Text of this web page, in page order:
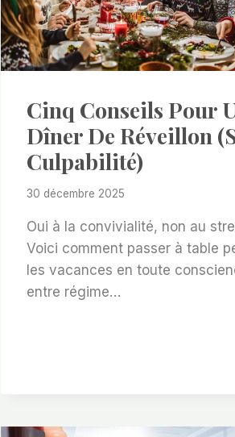
Cinq Conseils Pour
Dîner De Réveillon
Culpabilité)
30 décembre 2025
Oui à la convivialité, non au
Voici comment passer à table
les vacances en toute
entre régime…